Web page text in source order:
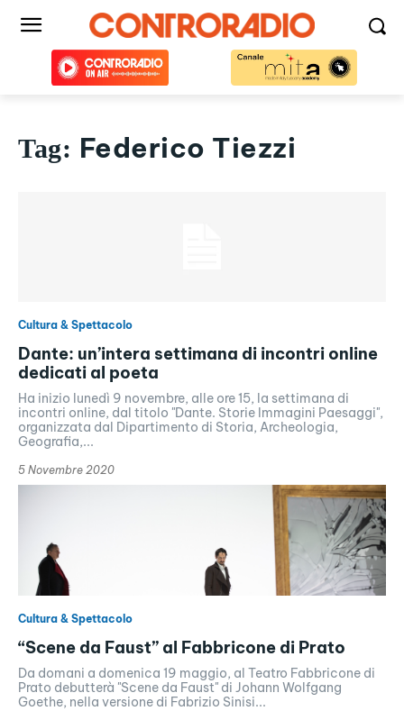
Tag: Federico Tiezzi
Cultura & Spettacolo
Dante: un’intera settimana di incontri online
dedicati al poeta
Ha inizio lunedì 9 novembre, alle ore 15, la settimana di
incontri online, dal titolo "Dante. Storie Immagini Paesaggi",
organizzata dal Dipartimento di Storia, Archeologia,
Geografia,...
5 Novembre 2020
Cultura & Spettacolo
“Scene da Faust” al Fabbricone di Prato
Da domani a domenica 19 maggio, al Teatro Fabbricone di
Prato debutterà "Scene da Faust" di Johann Wolfgang
Goethe, nella versione di Fabrizio Sinisi...